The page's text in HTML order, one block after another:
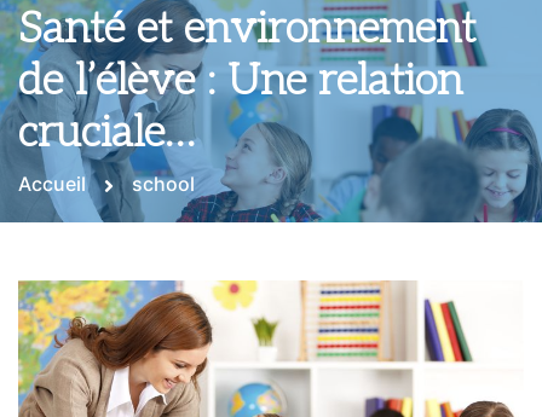
Santé et environnement
de l’élève : Une relation
cruciale…
Accueil school